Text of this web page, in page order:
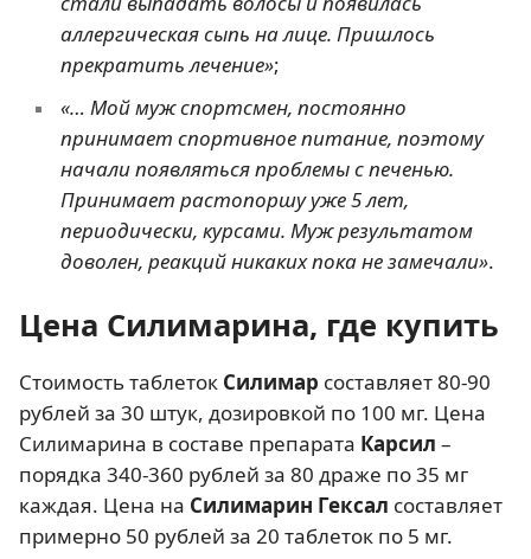
аллергическая сыпь на лице. Пришлось
прекратить лечение»;
«… Мой муж спортсмен, постоянно
принимает спортивное питание, поэтому
начали появляться проблемы с печенью.
Принимает растопоршу уже 5 лет,
периодически, курсами. Муж результатом
доволен, реакций никаких пока не замечали».
Цена Силимарина, где купить
Стоимость таблеток Силимар составляет 80-90
рублей за 30 штук, дозировкой по 100 мг. Цена
Силимарина в составе препарата Карсил –
порядка 340-360 рублей за 80 драже по 35 мг
каждая. Цена на Силимарин Гексал составляет
примерно 50 рублей за 20 таблеток по 5 мг.